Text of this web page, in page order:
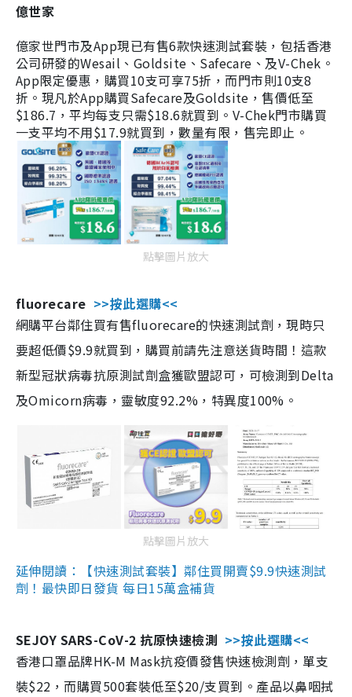
億世家
億家世門市及App現已有售6款快速測試套裝，包括香港
公司研發的Wesail、Goldsite、Safecare、及V-Chek。
App限定優惠，購買10支可享75折，而門市則10支8
折。現凡於App購買Safecare及Goldsite，售價低至
$186.7，平均每支只需$18.6就買到。V-Chek門市購買
一支平均不用$17.9就買到，數量有限，售完即止。
點擊圖片放大
fluorecare >>按此選購<<
網購平台鄰住買有售fluorecare的快速測試劑，現時只
要超低價$9.9就買到，購買前請先注意送貨時間！這款
新型冠狀病毒抗原測試劑盒獲歐盟認可，可檢測到Delta
及Omicorn病毒，靈敏度92.2%，特異度100%。
點擊圖片放大
延伸閱讀：【快速測試套裝】鄰住買開賣$9.9快速測試
劑！最快即日發貨 每日15萬盒補貨
SEJOY SARS-CoV-2 抗原快速檢測 >>按此選購<<
香港口罩品牌HK-M Mask抗疫價發售快速檢測劑，單支
裝$22，而購買500套裝低至$20/支買到。產品以鼻咽拭